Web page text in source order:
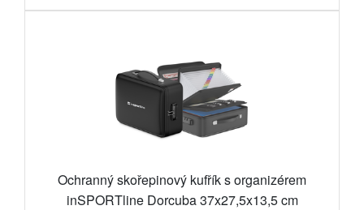
Ochranný skořepinový kufřík s organizérem
inSPORTline Dorcuba 37x27,5x13,5 cm